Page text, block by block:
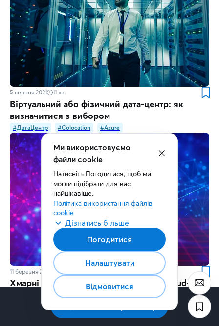
5 серпня 2021 11 хв.
Віртуальний або фізичний дата-центр: як
визначитися з вибором
#ДатаЦентр #Colocation #Azure
11 березня 2021 8
Хмарні тренди: як розвиватимуться cloud-
технології та навіщо вони бізнесу
#ХмарнаІнфраструктура #MicrosoftAzure
Ми використовуємо
файли cookie
Натисніть Погодитися, щоб ми
могли підібрати для вас
найцікавіше.
Політика використання файлів
cookie
Дізнатись більше
Погодитися
Налаштувати
Відмовитися